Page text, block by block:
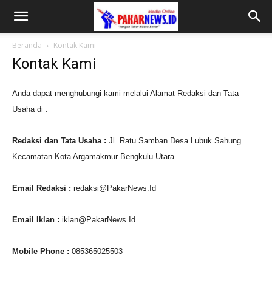
Beranda Kontak Kami
Kontak Kami
Anda dapat menghubungi kami melalui Alamat Redaksi dan Tata
Usaha di :
Redaksi dan Tata Usaha : Jl. Ratu Samban Desa Lubuk Sahung
Kecamatan Kota Argamakmur Bengkulu Utara
Email Redaksi : redaksi@PakarNews.Id
Email Iklan : iklan@PakarNews.Id
Mobile Phone : 085365025503